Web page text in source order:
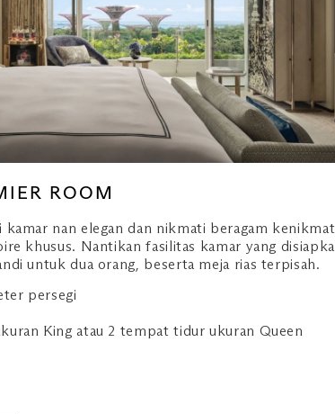
ROOM
kamar nan elegan dan nikmati beragam
khusus. Nantikan fasilitas kamar yang
untuk dua orang, beserta meja rias terpisah.
persegi
King atau 2 tempat tidur ukuran Queen